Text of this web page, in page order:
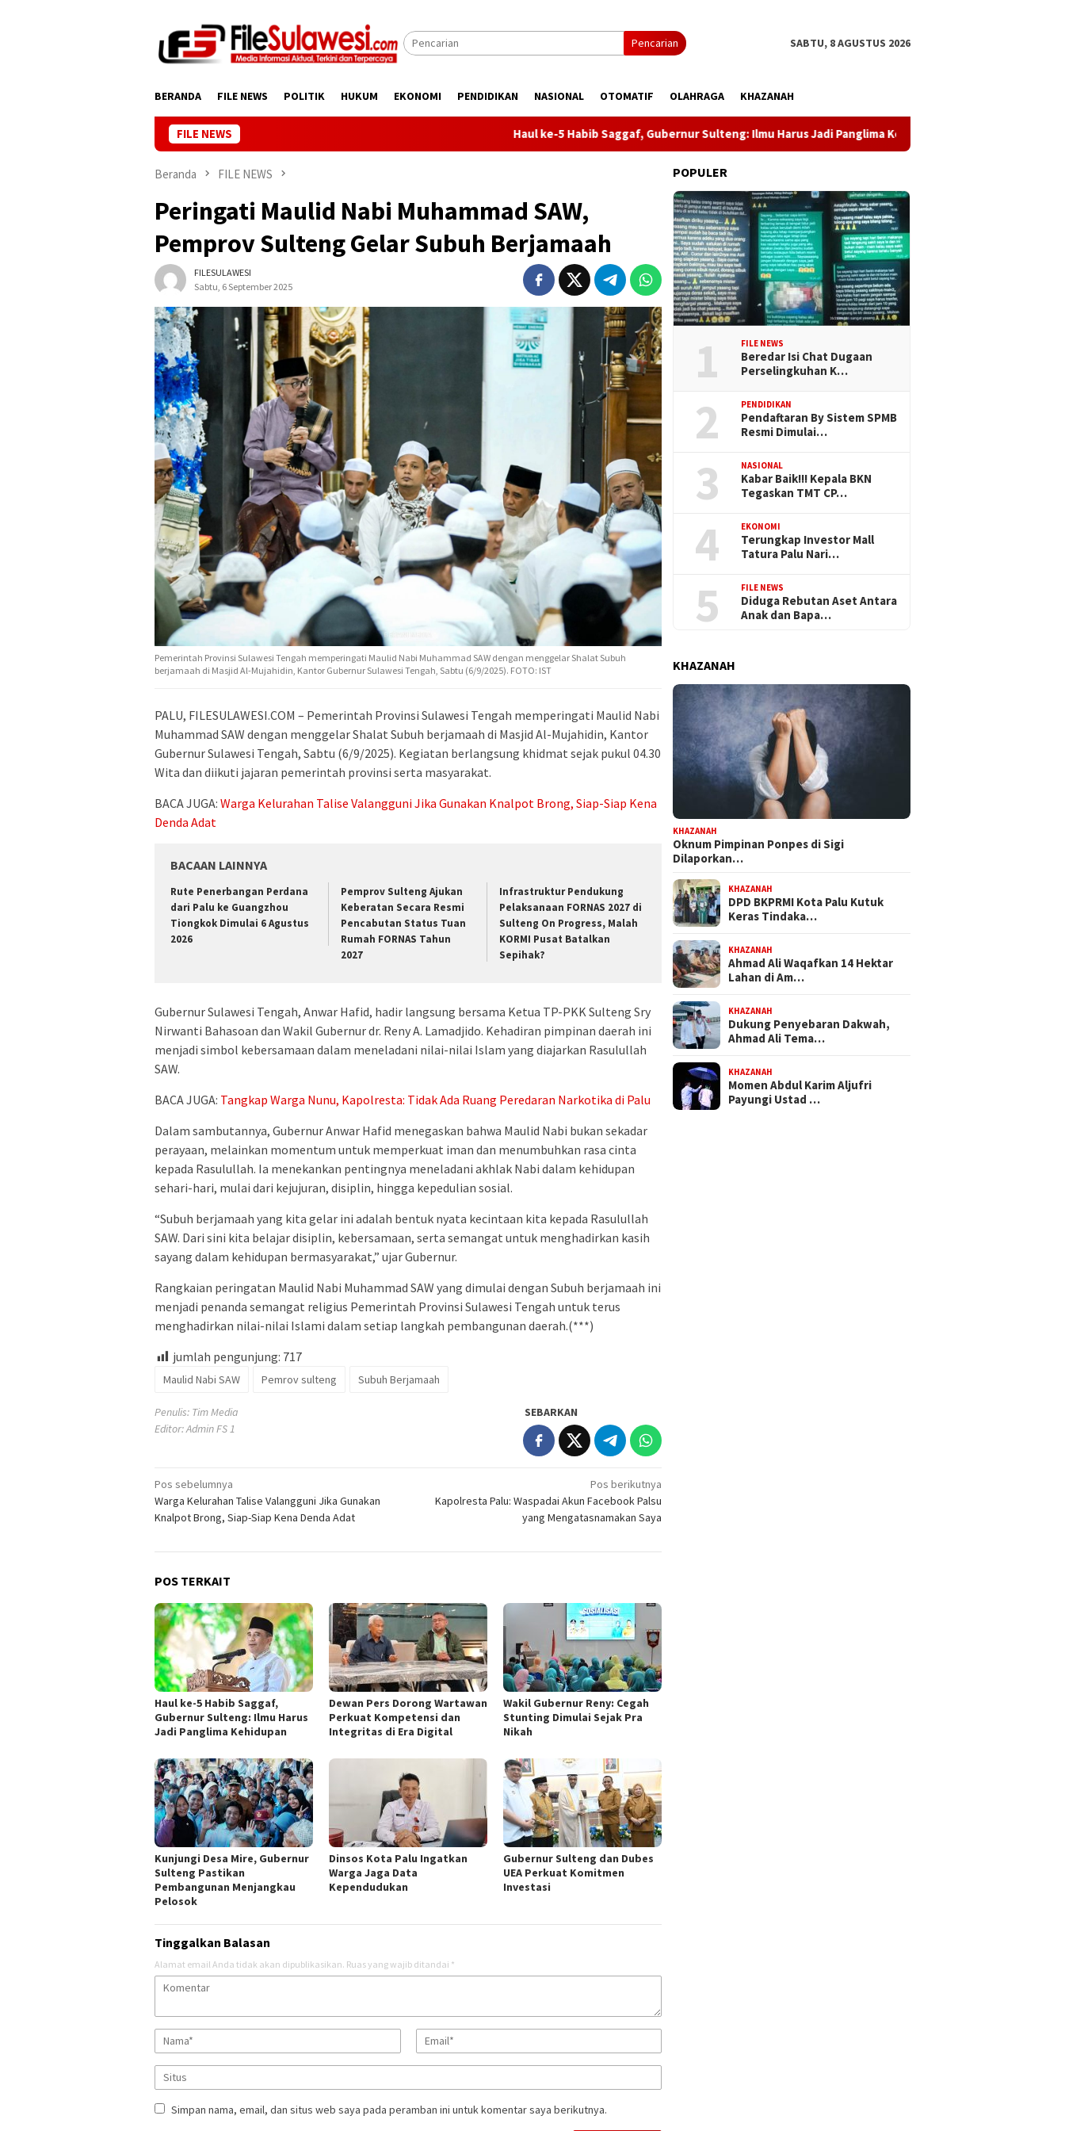
Pencarian SABTU, 8 AGUSTUS 2026
BERANDA FILE NEWS POLITIK HUKUM EKONOMI PENDIDIKAN NASIONAL OTOMATIF OLAHRAGA KHAZANAH
FILE NEWS Haul ke-5 Habib Saggaf, Gubernur Sulteng: Ilmu Harus Jadi Panglima Kehidupan
Beranda FILE NEWS
Peringati Maulid Nabi Muhammad SAW,
Pemprov Sulteng Gelar Subuh Berjamaah
FILESULAWESI
Sabtu, 6 September 2025
Pemerintah Provinsi Sulawesi Tengah memperingati Maulid Nabi Muhammad SAW dengan menggelar Shalat Subuh
berjamaah di Masjid Al-Mujahidin, Kantor Gubernur Sulawesi Tengah, Sabtu (6/9/2025). FOTO: IST
PALU, FILESULAWESI.COM – Pemerintah Provinsi Sulawesi Tengah memperingati Maulid Nabi
Muhammad SAW dengan menggelar Shalat Subuh berjamaah di Masjid Al-Mujahidin, Kantor
Gubernur Sulawesi Tengah, Sabtu (6/9/2025). Kegiatan berlangsung khidmat sejak pukul 04.30
Wita dan diikuti jajaran pemerintah provinsi serta masyarakat.
BACA JUGA: Warga Kelurahan Talise Valangguni Jika Gunakan Knalpot Brong, Siap-Siap Kena
Denda Adat
BACAAN LAINNYA
Rute Penerbangan Perdana
dari Palu ke Guangzhou
Tiongkok Dimulai 6 Agustus
2026
Pemprov Sulteng Ajukan
Keberatan Secara Resmi
Pencabutan Status Tuan
Rumah FORNAS Tahun
2027
Infrastruktur Pendukung
Pelaksanaan FORNAS 2027 di
Sulteng On Progress, Malah
KORMI Pusat Batalkan
Sepihak?
Gubernur Sulawesi Tengah, Anwar Hafid, hadir langsung bersama Ketua TP-PKK Sulteng Sry
Nirwanti Bahasoan dan Wakil Gubernur dr. Reny A. Lamadjido. Kehadiran pimpinan daerah ini
menjadi simbol kebersamaan dalam meneladani nilai-nilai Islam yang diajarkan Rasulullah
SAW.
BACA JUGA: Tangkap Warga Nunu, Kapolresta: Tidak Ada Ruang Peredaran Narkotika di Palu
Dalam sambutannya, Gubernur Anwar Hafid menegaskan bahwa Maulid Nabi bukan sekadar
perayaan, melainkan momentum untuk memperkuat iman dan menumbuhkan rasa cinta
kepada Rasulullah. Ia menekankan pentingnya meneladani akhlak Nabi dalam kehidupan
sehari-hari, mulai dari kejujuran, disiplin, hingga kepedulian sosial.
“Subuh berjamaah yang kita gelar ini adalah bentuk nyata kecintaan kita kepada Rasulullah
SAW. Dari sini kita belajar disiplin, kebersamaan, serta semangat untuk menghadirkan kasih
sayang dalam kehidupan bermasyarakat,” ujar Gubernur.
Rangkaian peringatan Maulid Nabi Muhammad SAW yang dimulai dengan Subuh berjamaah ini
menjadi penanda semangat religius Pemerintah Provinsi Sulawesi Tengah untuk terus
menghadirkan nilai-nilai Islami dalam setiap langkah pembangunan daerah.(***)
jumlah pengunjung: 717
Maulid Nabi SAW Pemrov sulteng Subuh Berjamaah
Penulis: Tim Media
Editor: Admin FS 1
SEBARKAN
Navigasi
pos
Pos sebelumnya
Warga Kelurahan Talise Valangguni Jika Gunakan
Knalpot Brong, Siap-Siap Kena Denda Adat
Pos berikutnya
Kapolresta Palu: Waspadai Akun Facebook Palsu
yang Mengatasnamakan Saya
POS TERKAIT
Haul ke-5 Habib Saggaf,
Gubernur Sulteng: Ilmu Harus
Jadi Panglima Kehidupan
Dewan Pers Dorong Wartawan
Perkuat Kompetensi dan
Integritas di Era Digital
Wakil Gubernur Reny: Cegah
Stunting Dimulai Sejak Pra
Nikah
Kunjungi Desa Mire, Gubernur
Sulteng Pastikan
Pembangunan Menjangkau
Pelosok
Dinsos Kota Palu Ingatkan
Warga Jaga Data
Kependudukan
Gubernur Sulteng dan Dubes
UEA Perkuat Komitmen
Investasi
Tinggalkan Balasan
Alamat email Anda tidak akan dipublikasikan. Ruas yang wajib ditandai *
Simpan nama, email, dan situs web saya pada peramban ini untuk komentar saya berikutnya.
POPULER
1 FILE NEWS
Beredar Isi Chat Dugaan
Perselingkuhan K…
2 PENDIDIKAN
Pendaftaran By Sistem SPMB
Resmi Dimulai…
3 NASIONAL
Kabar Baik!!! Kepala BKN
Tegaskan TMT CP…
4 EKONOMI
Terungkap Investor Mall
Tatura Palu Nari…
5 FILE NEWS
Diduga Rebutan Aset Antara
Anak dan Bapa…
KHAZANAH
KHAZANAH
Oknum Pimpinan Ponpes di Sigi
Dilaporkan…
KHAZANAH
DPD BKPRMI Kota Palu Kutuk
Keras Tindaka…
KHAZANAH
Ahmad Ali Waqafkan 14 Hektar
Lahan di Am…
KHAZANAH
Dukung Penyebaran Dakwah,
Ahmad Ali Tema…
KHAZANAH
Momen Abdul Karim Aljufri
Payungi Ustad …